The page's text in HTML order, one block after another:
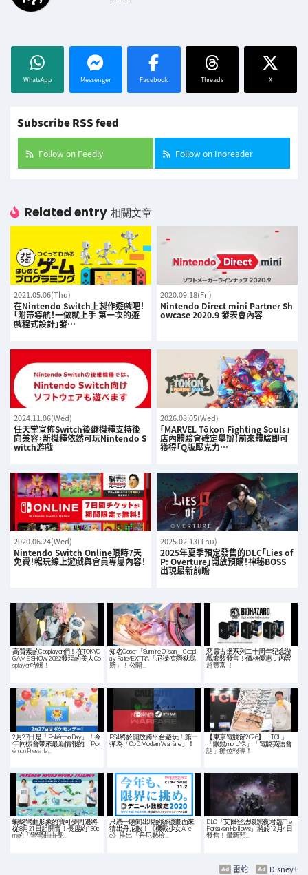
WhatsApp Messenger Facebook Threads X
Subscribe RSS feed
Follow on Feedly Follow on Inoreader
Related entry 相關文章
2021.05.06(Thu)
在Nintendo Switch上製作遊戲吧！
「附帶導航！一做就上手 第一次的遊
戲程式設計」發…
2020.09.18(Fri)
Nintendo Direct mini Partner Sh
owcase 2020.9 發表會內容
2024.11.06(Wed)
任天堂宣佈Switch後継機種支持後
向兼容，新機種依然可玩Nintendo S
witch游戲
2026.08.05(Wed)
「MARVEL Tōkon Fighting Souls」
店內體驗會確定舉辦！前來體驗即可
獲得「Q版壓克力…
2020.06.24(Wed)
Nintendo Switch Online限時7天
免費！暢玩線上遊戲與會員專屬內容！
2025.02.13(Thu)
2025年夏季預定發售的DLC「Lies of
P: Overture」開放預購！神秘BOSS
出現最新前瞻
高質素的Cosplayer們！在TOKYO
GAME SHOW 2022發現的美人Co
splayer特輯！
知名Coser「Sumire Ojisan」Cospl
ay Fate/EXTRA「尼祿·克勞狄烏
斯」！公開…
惡靈古堡系列二十周年紀念游
戲套裝發售！價格優惠，内容
超豐富 ！
2月27日是「Pokémon Day」！今
年同樣會帶來最新情報的「Pok
émon Presents…
PS4終於開放跨平台遊玩！第一
彈為「CoD:Modern Warfare」！
【東京電競節2026】「TCL」
「眼鏡monoYA」「電競英語會
話」攤位報導！
蜿蜒彎曲形象的寶可夢周邊將
從8月21日起開賣！長度約130c
m的「彎彎曲曲長…
只憑一瞬間出現的絲襪畫面來
猜出丹尼數！《機戰少女Alic
e》推出「丹尼數檢…
DLC「艾爾登法環黑夜君臨 The
Forsaken Hollows」將於12月4日
發售！最新預…
Disney+
雷蛇